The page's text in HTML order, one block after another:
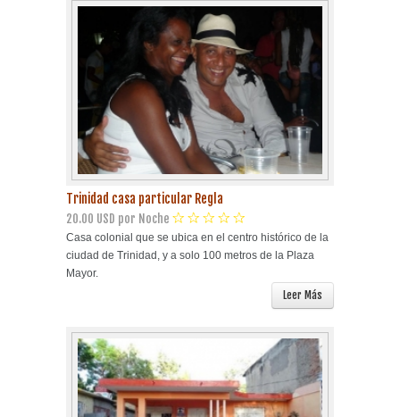
Trinidad casa particular Regla
20.00 USD por Noche
Casa colonial que se ubica en el centro histórico de la
ciudad de Trinidad, y a solo 100 metros de la Plaza
Mayor.
Leer Más